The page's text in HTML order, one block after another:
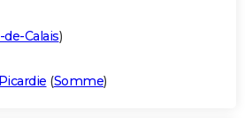
de-Calais)
(Somme)